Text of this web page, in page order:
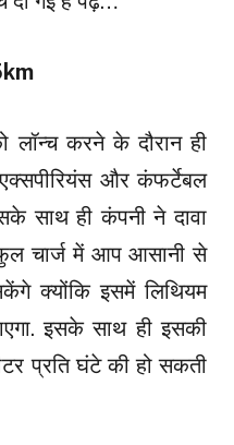
लॉन्च करने के दौरान ही
और कंफर्टेबल
साथ ही कंपनी ने दावा
चार्ज में आप आसानी से
क्योंकि इसमें लिथियम
इसके साथ ही इसकी
प्रति घंटे की हो सकती